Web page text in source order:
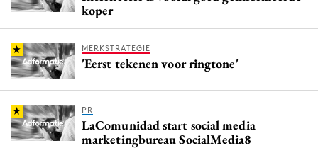
koper
MERKSTRATEGIE
'Eerst tekenen voor ringtone'
PR
LaComunidad start social media
marketingbureau SocialMedia8